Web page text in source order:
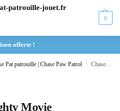
0
offerte !
Pat patrouille | Chase Paw Patrol » Chase Figurine Mighty Movie
Movie